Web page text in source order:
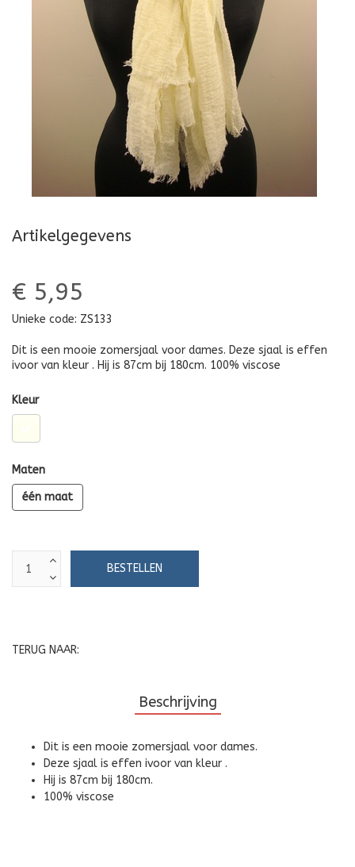
Artikelgegevens
€ 5,95
Unieke code: ZS133
Dit is een mooie zomersjaal voor dames. Deze sjaal is effen
ivoor van kleur . Hij is 87cm bij 180cm. 100% viscose
Kleur
Maten
één maat
TERUG NAAR:
Beschrijving
Dit is een mooie zomersjaal voor dames.
Deze sjaal is effen ivoor van kleur .
Hij is 87cm bij 180cm.
100% viscose